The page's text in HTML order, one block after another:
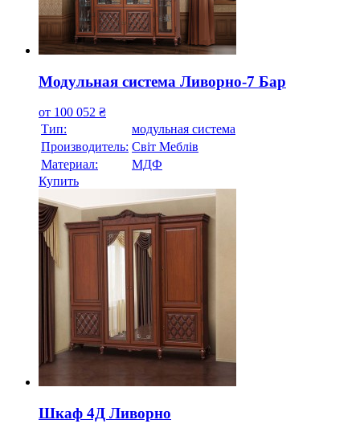
Модульная система Ливорно-7 Бар
от 100 052 ₴
Тип:
модульная система
Производитель: Свiт Меблiв
Материал:
МДФ
Купить
Шкаф 4Д Ливорно